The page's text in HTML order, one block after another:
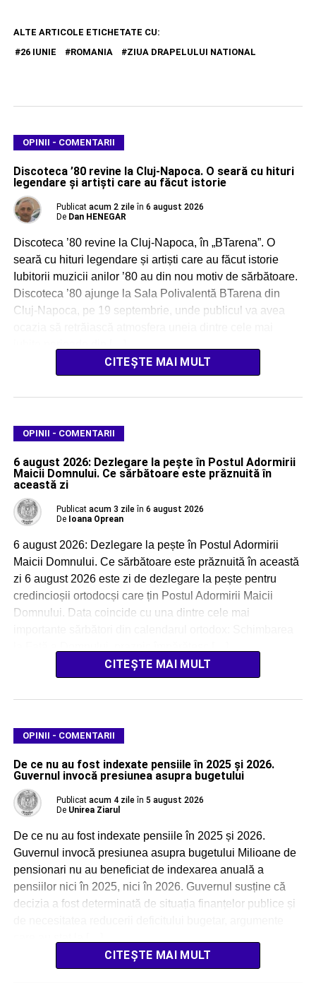
ALTE ARTICOLE ETICHETATE CU:
26 IUNIE
ROMANIA ZIUA DRAPELULUI NATIONAL
OPINII - COMENTARII
Discoteca ’80 revine la Cluj-Napoca. O seară cu hituri
legendare și artiști care au făcut istorie
Publicat acum 2 zile în 6 august 2026
De Dan HENEGAR
Discoteca ’80 revine la Cluj-Napoca, în „BTarena”. O
seară cu hituri legendare și artiști care au făcut istorie
Iubitorii muzicii anilor ’80 au din nou motiv de sărbătoare.
Discoteca ’80 ajunge la Sala Polivalentă BTarena din
Cluj-Napoca, pe 19 septembrie, unde publicul va avea
CITEȘTE MAI MULT
OPINII - COMENTARII
6 august 2026: Dezlegare la pește în Postul Adormirii
Maicii Domnului. Ce sărbătoare este prăznuită în
această zi
Publicat acum 3 zile în 6 august 2026
De Ioana Oprean
6 august 2026: Dezlegare la pește în Postul Adormirii
Maicii Domnului. Ce sărbătoare este prăznuită în această
zi 6 august 2026 este zi de dezlegare la pește pentru
credincioșii ortodocși care țin Postul Adormirii Maicii
Domnului. Data coincide cu una dintre cele mai
CITEȘTE MAI MULT
OPINII - COMENTARII
De ce nu au fost indexate pensiile în 2025 și 2026.
Guvernul invocă presiunea asupra bugetului
Publicat acum 4 zile în 5 august 2026
De Unirea Ziarul
De ce nu au fost indexate pensiile în 2025 și 2026.
Guvernul invocă presiunea asupra bugetului Milioane de
pensionari nu au beneficiat de indexarea anuală a
pensiilor nici în 2025, nici în 2026. Guvernul susține că
decizia a fost determinată de situația finanțelor publice și
CITEȘTE MAI MULT